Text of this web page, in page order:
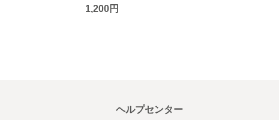
1,200円
ヘルプセンター